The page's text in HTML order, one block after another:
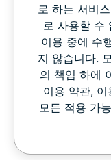
로 하는 서비
로 사용할 수
이용 중에 수
지 않습니다.
의 책임 하에
이용 약관,
모든 적용 가